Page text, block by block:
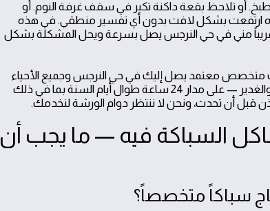
أو تلاحظ بقعة داكنة تكبر في سقف غرفة النوم. أو
ارتفعت بشكل لافت بدون أي تفسير منطقي. في هذه
قريباً مني في حي النرجس يصل بسرعة ويحل المشكلة بشكل
متخصص معتمد يصل إليك في حي النرجس وجميع الأحياء
المجاورة — الياسمين والنفل والملقا والعارض وحطين والغدير — على مدار 24 ساعة طوال أيام السنة بما في ذلك
قبل أن تحدث، ونحن لا ننتظر دوام الورشة لنخدمك.
السباكة فيه — ما يجب أن
سباكاً متخصصاً؟